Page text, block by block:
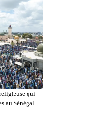
qui
au Sénégal